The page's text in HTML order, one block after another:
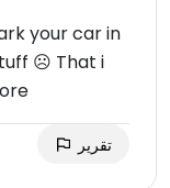
your car in
☹ That i
تقرير